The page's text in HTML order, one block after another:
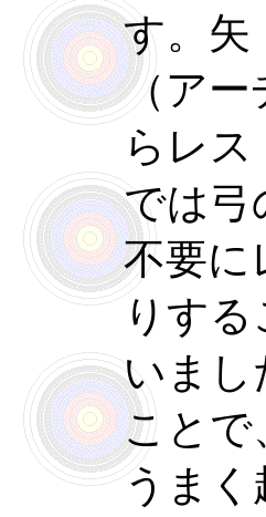
す。矢
（ア
らレ
では弓
不要に
りす
いまし
こと
うま